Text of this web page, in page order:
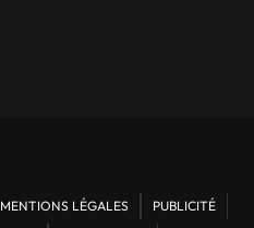
MENTIONS LÉGALES PUBLICITÉ